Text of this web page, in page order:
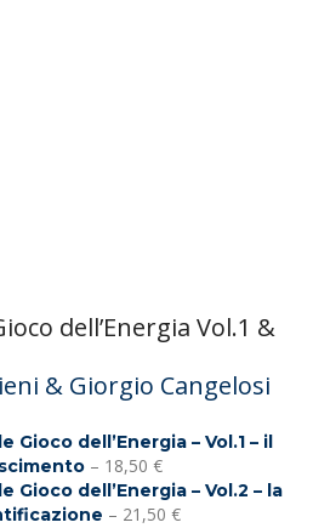
dell’Energia Vol.1 &
& Giorgio Cangelosi
Gioco dell’Energia – Vol.1 – il
– 18,50 €
Gioco dell’Energia – Vol.2 – la
– 21,50 €